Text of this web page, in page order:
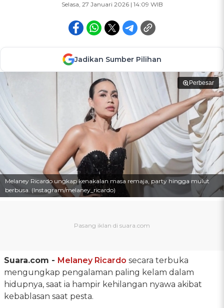
Selasa, 27 Januari 2026 | 14:09 WIB
Jadikan Sumber Pilihan
Perbesar
Melaney Ricardo ungkap kenakalan masa remaja, party hingga mulut
berbusa. (Instagram/melaney_ricardo)
Suara.com - Melaney Ricardo secara terbuka
mengungkap pengalaman paling kelam dalam
hidupnya, saat ia hampir kehilangan nyawa akibat
kebablasan saat pesta.